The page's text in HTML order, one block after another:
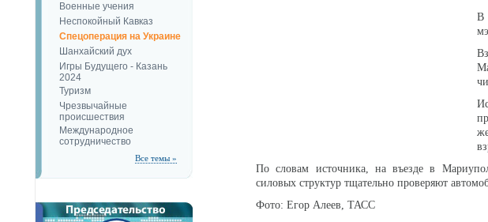
Военные учения
Неспокойный Кавказ
Спецоперация на Украине
Шанхайский дух
Игры Будущего - Казань
2024
Туризм
Чрезвычайные
происшествия
Международное
сотрудничество
Все темы »
В
По словам источника, на въезде в
силовых структур тщательно проверяют
Фото: Егор Алеев, ТАСС